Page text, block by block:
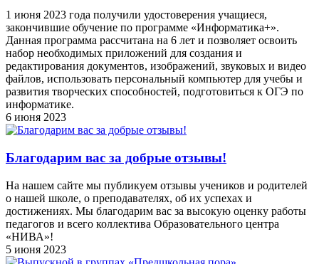
1 июня 2023 года получили удостоверения учащиеся,
закончившие обучение по программе «Информатика+».
Данная программа рассчитана на 6 лет и позволяет освоить
набор необходимых приложений для создания и
редактирования документов, изображений, звуковых и видео
файлов, использовать персональный компьютер для учебы и
развития творческих способностей, подготовиться к ОГЭ по
информатике.
6 июня 2023
Благодарим вас за добрые отзывы!
На нашем сайте мы публикуем отзывы учеников и родителей
о нашей школе, о преподавателях, об их успехах и
достижениях. Мы благодарим вас за высокую оценку работы
педагогов и всего коллектива Образовательного центра
«НИВА»!
5 июня 2023